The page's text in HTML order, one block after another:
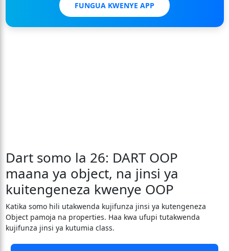
FUNGUA KWENYE APP
Dart somo la 26: DART OOP
maana ya object, na jinsi ya
kuitengeneza kwenye OOP
Katika somo hili utakwenda kujifunza jinsi ya kutengeneza
Object pamoja na properties. Haa kwa ufupi tutakwenda
kujifunza jinsi ya kutumia class.